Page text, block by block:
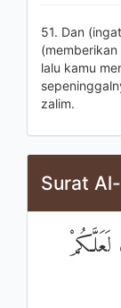
51. Dan
lalu kamu
zalim.
Surat
لَعَلَّكُمْ